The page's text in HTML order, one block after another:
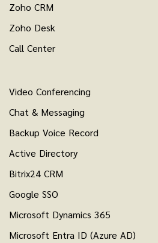
Zoho CRM
Zoho Desk
Call Center
Video Conferencing
Chat & Messaging
Backup Voice Record
Active Directory
Bitrix24 CRM
Google SSO
Microsoft Dynamics 365
Microsoft Entra ID (Azure AD)